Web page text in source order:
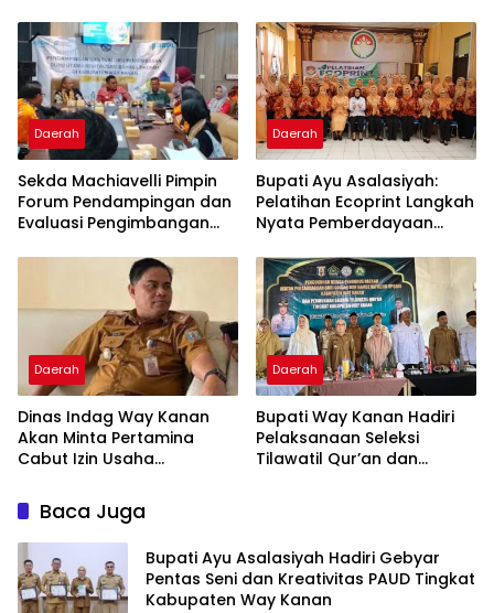
Kanan
Menulis
Daerah
Sekda Machiavelli Pimpin
Forum Pendampingan dan
Evaluasi Pengimbangan
Daerah
Bupati Ayu Asalasiyah:
Pelatihan Ecoprint Langkah
Nyata Pemberdayaan
Daerah
Dinas Indag Way Kanan
Akan Minta Pertamina
Cabut Izin Usaha
Nakal
Daerah
Bupati Way Kanan Hadiri
Pelaksanaan Seleksi
Tilawatil Qur’an dan
Baca Juga
Bupati Ayu Asalasiyah Hadiri Gebyar
Pentas Seni dan Kreativitas PAUD Tingkat
Kabupaten Way Kanan